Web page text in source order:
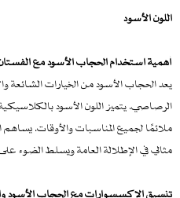
اللون الأسود
أهمية استخدام الحجاب الأسود مع
يعد الحجاب الأسود من الخيارات الشائعة
الرصاصي. يتميز اللون الأسود
ملائمًا لجميع المناسبات والأوقات.
مثالي في الإطلالة العامة ويسلط الضوء
تنسيق الإكسسوارات مع الحجاب الأسود